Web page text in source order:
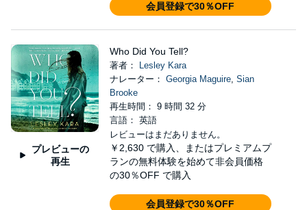
会員登録で30％OFF
プレビューの
再生
Who Did You Tell?
著者：
Lesley Kara
ナレーター： Georgia Maguire, Sian
Brooke
再生時間： 9 時間 32 分
言語： 英語
レビューはまだありません。
￥2,630 で購入、またはプレミアムプ
ランの無料体験を始めて非会員価格
の30％OFF で購入
会員登録で30％OFF